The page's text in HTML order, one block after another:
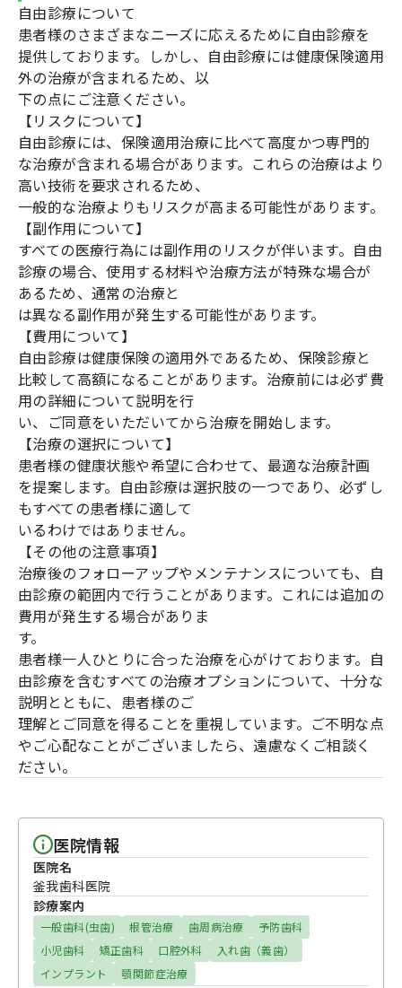
自由診療について
患者様のさまざまなニーズに応えるために自由診療を
提供しております。しかし、自由診療には健康保険適用
外の治療が含まれるため、以
下の点にご注意ください。
【リスクについて】
自由診療には、保険適用治療に比べて高度かつ専門的
な治療が含まれる場合があります。これらの治療はより
高い技術を要求されるため、
一般的な治療よりもリスクが高まる可能性があります。
【副作用について】
すべての医療行為には副作用のリスクが伴います。自由
診療の場合、使用する材料や治療方法が特殊な場合が
あるため、通常の治療と
は異なる副作用が発生する可能性があります。
【費用について】
自由診療は健康保険の適用外であるため、保険診療と
比較して高額になることがあります。治療前には必ず費
用の詳細について説明を行
い、ご同意をいただいてから治療を開始します。
【治療の選択について】
患者様の健康状態や希望に合わせて、最適な治療計画
を提案します。自由診療は選択肢の一つであり、必ずし
もすべての患者様に適して
いるわけではありません。
【その他の注意事項】
治療後のフォローアップやメンテナンスについても、自
由診療の範囲内で行うことがあります。これには追加の
費用が発生する場合がありま
す。
患者様一人ひとりに合った治療を心がけております。自
由診療を含むすべての治療オプションについて、十分な
説明とともに、患者様のご
理解とご同意を得ることを重視しています。ご不明な点
やご心配なことがございましたら、遠慮なくご相談く
ださい。
医院情報
医院名
釜我歯科医院
診療案内
一般歯科(虫歯) 根管治療 歯周病治療
予防歯科
小児歯科
矯正歯科 口腔外科
入れ歯（義歯）
インプラント
顎関節症治療